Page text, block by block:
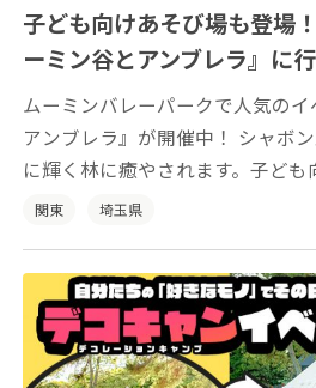
子ども向けあそび場も登場
ーミン谷とアンブレラ』に
ムーミンバレーパークで人気の
アンブレラ』が開催中！ シャボ
に輝く林に癒やされます。子ど
登場です。
関東 埼玉県